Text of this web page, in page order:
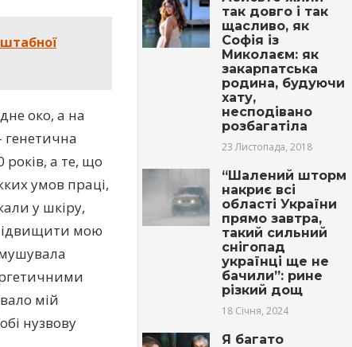
око, а на
генетична
а те, що
умов праці,
у шкіру,
мою
мій
нузвову
так довго і так
щасливо, як
Софія із
Миколаєм: як
закарпатська
родина, будуючи
хату,
несподівано
розбагатіла
23 Листопада, 2018
“Шалений шторм
накриє всі
області України
прямо завтра,
такий сильний
снігопад
українці ще не
бачили”: рине
різкий дощ
18 Січня, 2024
Я багато